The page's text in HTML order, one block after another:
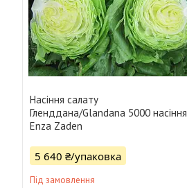
Насіння салату
Гленддана/Glandana 5000 насіння
Enza Zaden
5 640 ₴/упаковка
Під замовлення